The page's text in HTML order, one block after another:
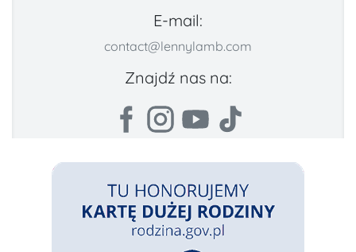
E-mail:
contact@lennylamb.com
Znajdź nas na: